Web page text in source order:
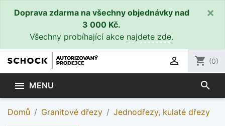
Doprava zdarma na všechny objednávky nad
3 000 Kč.
Všechny probíhající akce najdete zde.
×
 shopping_cart (0)
 MENU search
Domů Granitové dřezy Jednodřezy, kulaté dřezy